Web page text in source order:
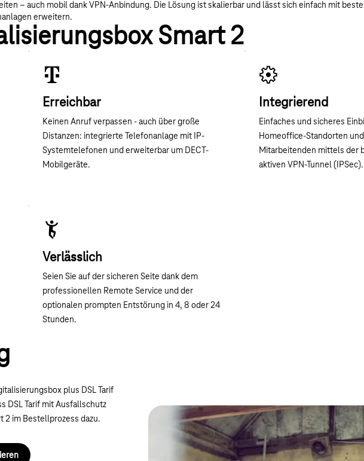
– auch mobil dank VPN-Anbindung. Die Lösung ist skalierbar und lässt sich einfach mit
erweitern.
Smart 2
Erreichbar
Keinen Anruf verpassen - auch über große
Distanzen: integrierte Telefonanlage mit IP-
Systemtelefonen und erweiterbar um DECT-
Mobilgeräte.
Integrierend
Einfaches und sicheres
Homeoffice-Standorten
Mitarbeitenden mittels der
aktiven VPN-Tunnel (IPSec).
Verlässlich
Seien Sie auf der sicheren Seite dank dem
professionellen Remote Service und der
optionalen prompten Entstörung in 4, 8 oder 24
Stunden.
plus DSL Tarif
DSL Tarif mit Ausfallschutz
2 im Bestellprozess dazu.